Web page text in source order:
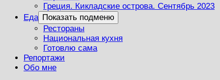
Греция. Кикладские острова. Сентябрь 2023
Еда Показать подменю
Рестораны
Национальная кухня
Готовлю сама
Репортажи
Обо мне